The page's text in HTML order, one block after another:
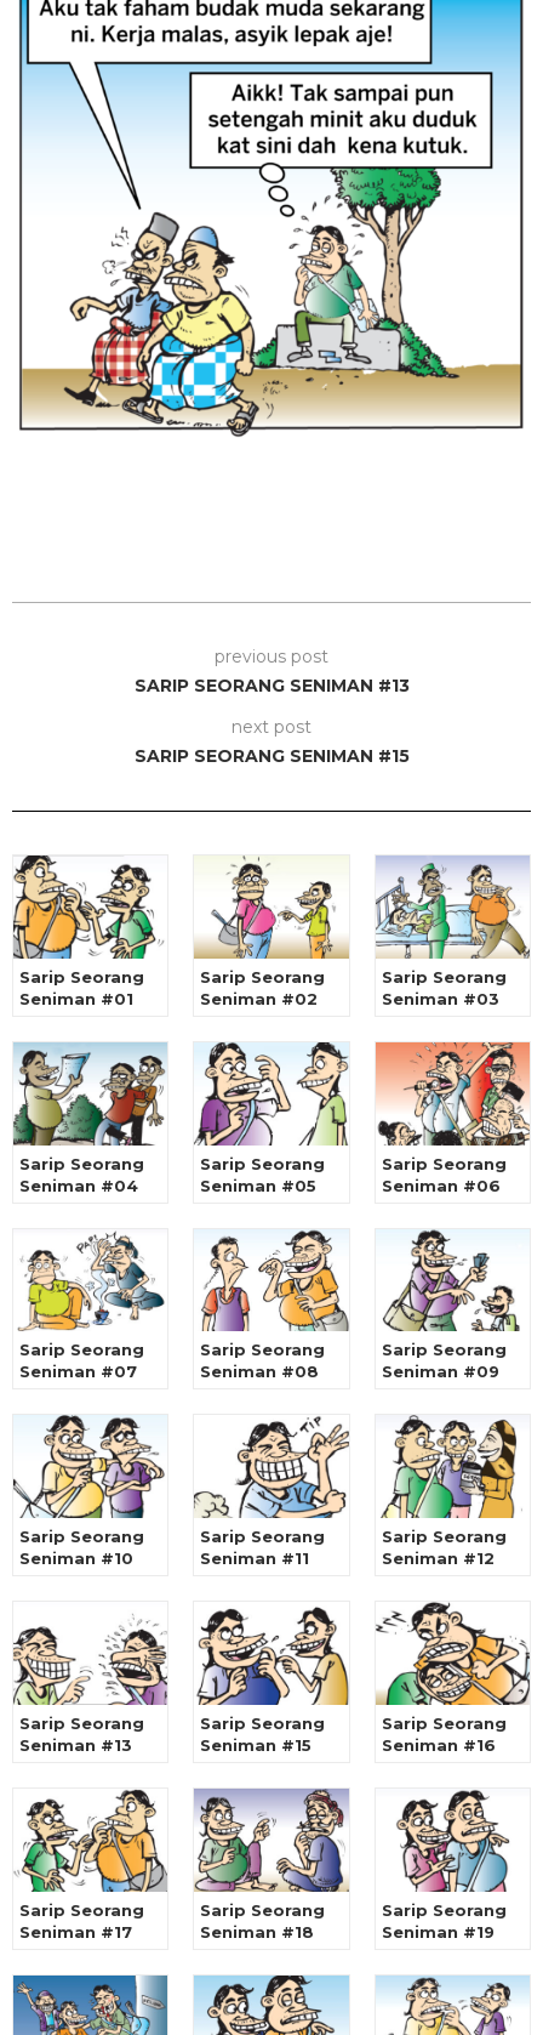
previous post
SARIP SEORANG SENIMAN #13
next post
SARIP SEORANG SENIMAN #15
Sarip Seorang
Seniman #01
Sarip Seorang
Seniman #02
Sarip Seorang
Seniman #03
Sarip Seorang
Seniman #04
Sarip Seorang
Seniman #05
Sarip Seorang
Seniman #06
Sarip Seorang
Seniman #07
Sarip Seorang
Seniman #08
Sarip Seorang
Seniman #09
Sarip Seorang
Seniman #10
Sarip Seorang
Seniman #11
Sarip Seorang
Seniman #12
Sarip Seorang
Seniman #13
Sarip Seorang
Seniman #15
Sarip Seorang
Seniman #16
Sarip Seorang
Seniman #17
Sarip Seorang
Seniman #18
Sarip Seorang
Seniman #19